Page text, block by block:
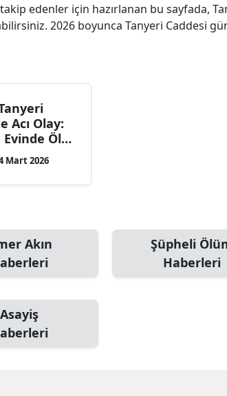
edenler için hazırlanan bu sayfada,
2026 boyunca Tanyeri Caddesi
Acı Olay:
Evinde Ölü
Mart 2026
Akın
Şüpheli
Haberleri
Asayiş